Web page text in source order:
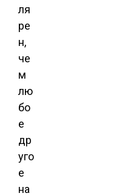
ля
ре
н,
че
м
лю
бо
е
др
уго
е
на